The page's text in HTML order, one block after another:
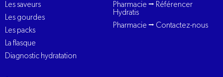
Les saveurs
Les gourdes
Les packs
La flasque
Diagnostic hydratation
Pharmacie ⭢ Référencer
Hydratis
Pharmacie ⭢ Contactez-nous